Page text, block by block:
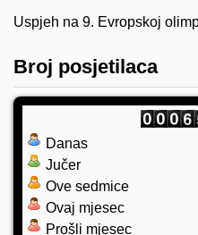
Uspjeh na 9. Evropskoj
Broj posjetilaca
Danas
Jučer
Ove sedmice
Ovaj mjesec
Prošli mjesec